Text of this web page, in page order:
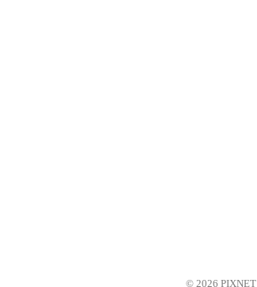
© 2026 PIXNET